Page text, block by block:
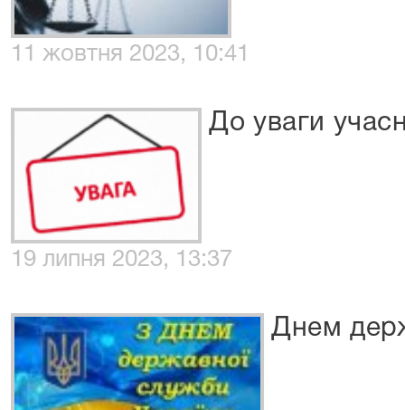
11 жовтня 2023, 10:41
До уваги
19 липня 2023, 13:37
Днем